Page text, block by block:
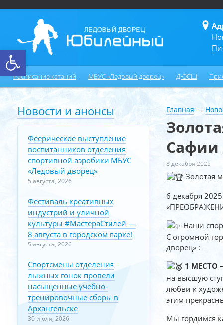
Открыть панель инструментов
Расписание катаний МБУС «Ледовый дворец» ДЮСШ
Главная →
Сафии
8 декабря 2025
Золотая
6 декабря
Наши
С огромной
дворец» :
1 МЕСТО
на высшую
любви к
этим
Мы гордимся
Новости и анонсы
Феерическое выступление
воспитанников отделения
спортивной аэробики МБУС
«Ледовый дворец»
5 августа, 2026
Фестиваль креативных
индустрий и уличной
культуры #МастераСтилей —
8 августа в городском парке!
5 августа, 2026
Спортсмены отделения
лыжных гонок провели
насыщенные учебно-
тренировочные сборы в
Архангельске
30 июля, 2026